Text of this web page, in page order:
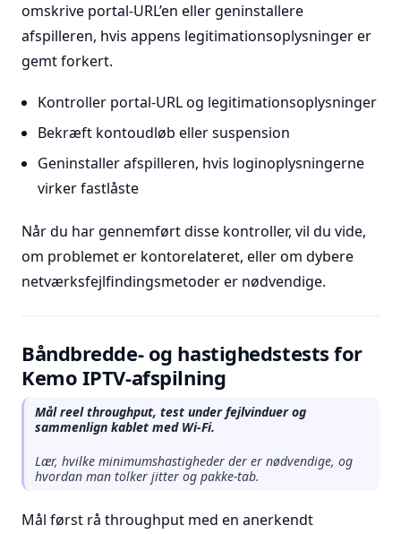
omskrive portal-URL’en eller geninstallere
afspilleren, hvis appens legitimationsoplysninger er
gemt forkert.
Kontroller portal-URL og legitimationsoplysninger
Bekræft kontoudløb eller suspension
Geninstaller afspilleren, hvis loginoplysningerne
virker fastlåste
Når du har gennemført disse kontroller, vil du vide,
om problemet er kontorelateret, eller om dybere
netværksfejlfindingsmetoder er nødvendige.
Båndbredde- og hastighedstests for
Kemo IPTV-afspilning
Mål reel throughput, test under fejlvinduer og
sammenlign kablet med Wi-Fi.
Lær, hvilke minimumshastigheder der er nødvendige, og
hvordan man tolker jitter og pakke-tab.
Mål først rå throughput med en anerkendt